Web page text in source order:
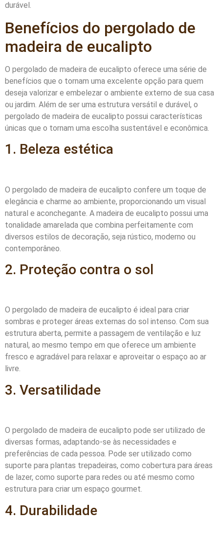
durável.
Benefícios do pergolado de
madeira de eucalipto
O pergolado de madeira de eucalipto oferece uma série de
benefícios que o tornam uma excelente opção para quem
deseja valorizar e embelezar o ambiente externo de sua casa
ou jardim. Além de ser uma estrutura versátil e durável, o
pergolado de madeira de eucalipto possui características
únicas que o tornam uma escolha sustentável e econômica.
1. Beleza estética
O pergolado de madeira de eucalipto confere um toque de
elegância e charme ao ambiente, proporcionando um visual
natural e aconchegante. A madeira de eucalipto possui uma
tonalidade amarelada que combina perfeitamente com
diversos estilos de decoração, seja rústico, moderno ou
contemporâneo.
2. Proteção contra o sol
O pergolado de madeira de eucalipto é ideal para criar
sombras e proteger áreas externas do sol intenso. Com sua
estrutura aberta, permite a passagem de ventilação e luz
natural, ao mesmo tempo em que oferece um ambiente
fresco e agradável para relaxar e aproveitar o espaço ao ar
livre.
3. Versatilidade
O pergolado de madeira de eucalipto pode ser utilizado de
diversas formas, adaptando-se às necessidades e
preferências de cada pessoa. Pode ser utilizado como
suporte para plantas trepadeiras, como cobertura para áreas
de lazer, como suporte para redes ou até mesmo como
estrutura para criar um espaço gourmet.
4. Durabilidade